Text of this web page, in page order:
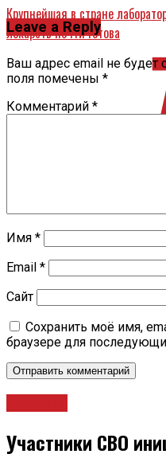
Крупнейшая в стране
лекарств почти готова
Leave a Reply
Ваш адрес email не будет
поля помечены *
Комментарий *
Имя *
Email *
Сайт
Сохранить моё имя,
браузере для
Участники СВО